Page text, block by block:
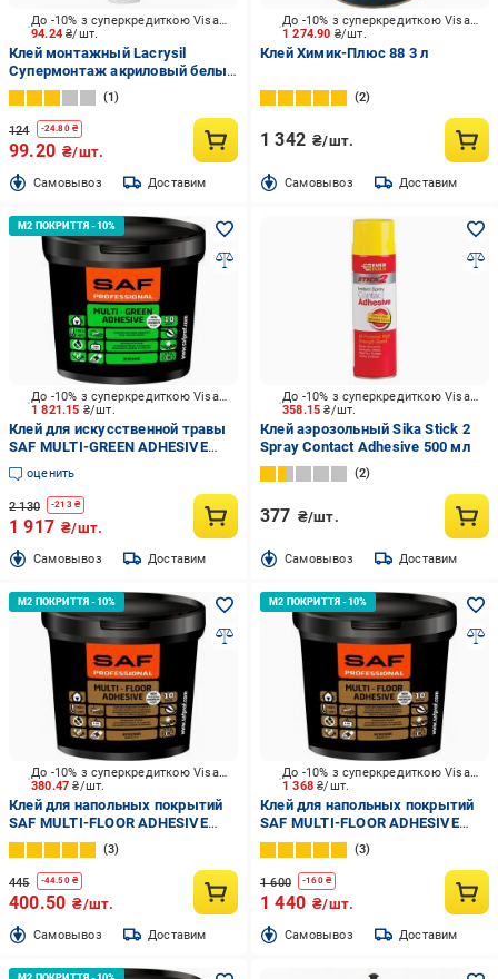
94.24₴/шт.
До -10% з суперкредиткою Visa Вигода
Клей монтажный Lacrysil
Супермонтаж акриловый белый
400 мл
1
124 -24.80₴
99.20 ₴/шт.
Cамовывоз Доставим
1 274.90 ₴/шт.
До -10% з суперкредиткою Visa Вигода
Клей Химик-Плюс 88 3 л
2
1 342 ₴/шт.
Cамовывоз Доставим
1 821.15 ₴/шт.
До -10% з суперкредиткою Visa Вигода
Клей для искусственной травы
SAF MULTI-GREEN ADHESIVE
зеленый 15кг
оценить
2 130 -213₴
1 917 ₴/шт.
Cамовывоз Доставим
358.15₴/шт.
До -10% з суперкредиткою Visa Вигода
Клей аэрозольный Sika Stick 2
Spray Contact Adhesive 500 мл
2
377 ₴/шт.
Cамовывоз Доставим
380.47₴/шт.
До -10% з суперкредиткою Visa Вигода
Клей для напольных покрытий
SAF MULTI-FLOOR ADHESIVE
бежевый 3кг
3
445 -44.50₴
400.50 ₴/шт.
Cамовывоз Доставим
1 368₴/шт.
До -10% з суперкредиткою Visa Вигода
Клей для напольных покрытий
SAF MULTI-FLOOR ADHESIVE
бежевый 12кг
3
1 600 -160₴
1 440 ₴/шт.
Cамовывоз Доставим